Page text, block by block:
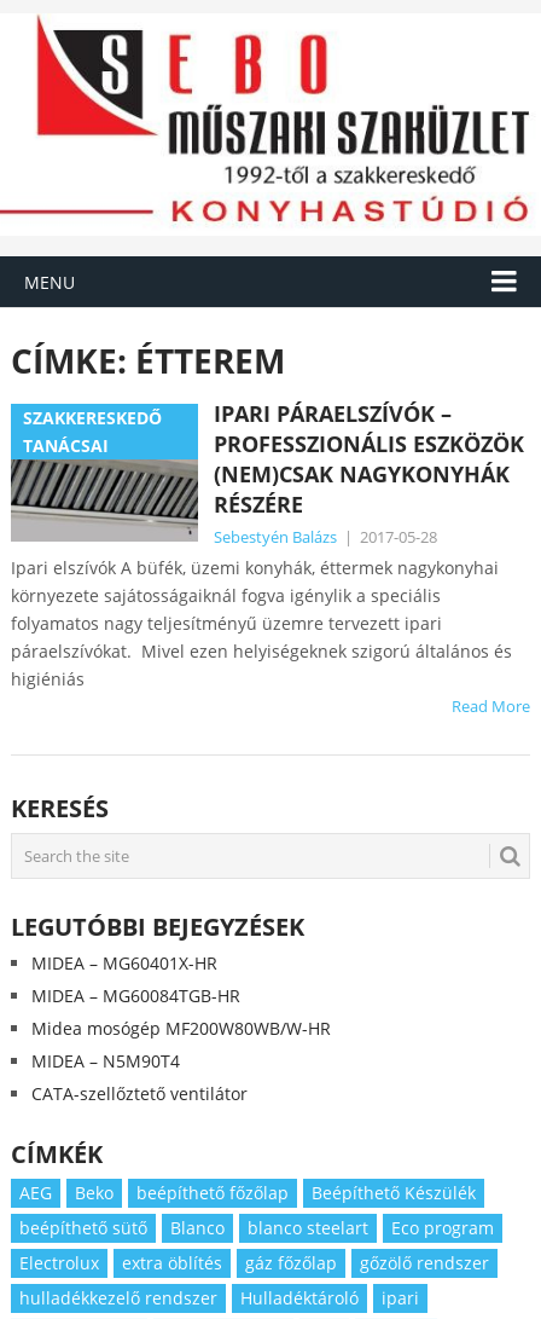
MENU
CÍMKE: ÉTTEREM
SZAKKERESKEDŐ
TANÁCSAI
IPARI PÁRAELSZÍVÓK –
PROFESSZIONÁLIS ESZKÖZÖK
(NEM)CSAK NAGYKONYHÁK
RÉSZÉRE
Sebestyén Balázs | 2017-05-28
Ipari elszívók A büfék, üzemi konyhák, éttermek nagykonyhai
környezete sajátosságaiknál fogva igénylik a speciális
folyamatos nagy teljesítményű üzemre tervezett ipari
páraelszívókat. Mivel ezen helyiségeknek szigorú általános és
higiéniás
Read More
KERESÉS
LEGUTÓBBI BEJEGYZÉSEK
MIDEA – MG60401X-HR
MIDEA – MG60084TGB-HR
Midea mosógép MF200W80WB/W-HR
MIDEA – N5M90T4
CATA-szellőztető ventilátor
CÍMKÉK
AEG Beko beépíthető főzőlap
Beépíthető Készülék
beépíthető sütő
Blanco blanco steelart
Eco program
Electrolux
extra öblítés gáz főzőlap
gőzölő rendszer
hulladékkezelő rendszer
Hulladéktároló
ipari